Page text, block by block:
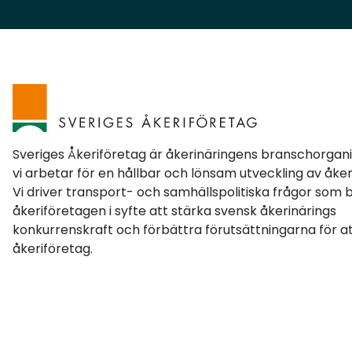
tjej och enbilsföretagare. Folk hajar till. Men det
relationer till kunderna. Det håller längre än
Kran & Transport AB. Foto: Privat. Love: Satsa
på kvalitet och hitta din nisch. Jag kör
drömekipaget och visar upp det på mässor
runt om i landet. När du gör något bra och blir
känd för det så kör ryktet igång, det är det
bästa du kan ha.Emil: Nätverka i branschen, det
är mitt allra bästa tips. Prata med folk, bygg
Sveriges Åkeriföretag är åkerinäringens
vi arbetar för en hållbar och lönsam utveckling av
Vi driver transport- och samhällspolitiska frågor som
åkeriföretagen i syfte att stärka svensk åkerinärings
konkurrenskraft och förbättra förutsättningarna för
åkeriföretag.